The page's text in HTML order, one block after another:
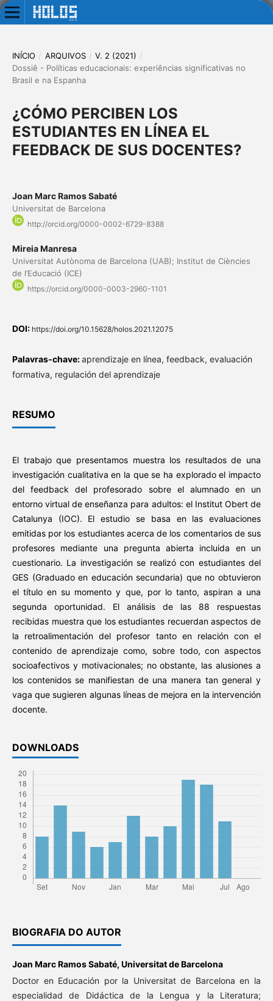
INÍCIO / ARQUIVOS / V. 2 (2021) /
Dossiê - Políticas educacionais: experiências significativas no
Brasil e na Espanha
¿CÓMO PERCIBEN LOS
ESTUDIANTES EN LÍNEA EL
FEEDBACK DE SUS DOCENTES?
Joan Marc Ramos Sabaté
Universitat de Barcelona
http://orcid.org/0000-0002-6729-8388
Mireia Manresa
Universitat Autònoma de Barcelona (UAB); Institut de Ciències
de l’Educació (ICE)
https://orcid.org/0000-0003-2960-1101
DOI: https://doi.org/10.15628/holos.2021.12075
Palavras-chave:aprendizaje en línea, feedback, evaluación
formativa, regulación del aprendizaje
RESUMO
El trabajo que presentamos muestra los resultados de una
investigación cualitativa en la que se ha explorado el impacto
del feedback del profesorado sobre el alumnado en un
entorno virtual de enseñanza para adultos: el Institut Obert de
Catalunya (IOC). El estudio se basa en las evaluaciones
emitidas por los estudiantes acerca de los comentarios de sus
profesores mediante una pregunta abierta incluida en un
cuestionario. La investigación se realizó con estudiantes del
GES (Graduado en educación secundaria) que no obtuvieron
el título en su momento y que, por lo tanto, aspiran a una
segunda oportunidad. El análisis de las 88 respuestas
recibidas muestra que los estudiantes recuerdan aspectos de
la retroalimentación del profesor tanto en relación con el
contenido de aprendizaje como, sobre todo, con aspectos
socioafectivos y motivacionales; no obstante, las alusiones a
los contenidos se manifiestan de una manera tan general y
vaga que sugieren algunas líneas de mejora en la intervención
docente.
DOWNLOADS
BIOGRAFIA DO AUTOR
Joan Marc Ramos Sabaté, Universitat de Barcelona
Doctor en Educación por la Universitat de Barcelona en la
especialidad de Didáctica de la Lengua y la Literatura;